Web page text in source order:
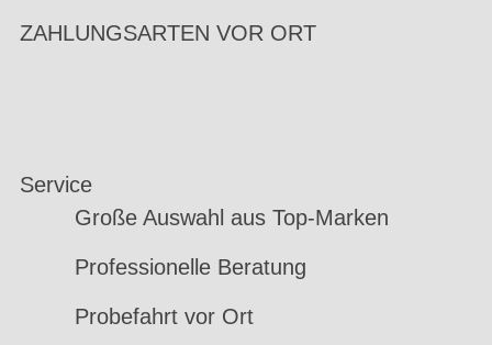
ZAHLUNGSARTEN VOR ORT
Service
Große Auswahl aus Top-Marken
Professionelle Beratung
Probefahrt vor Ort